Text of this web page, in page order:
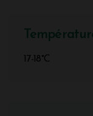
17-18°C